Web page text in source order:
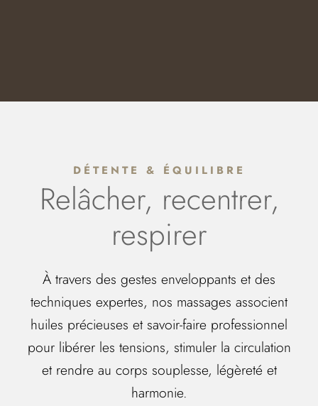
DÉTENTE & ÉQUILIBRE
Relâcher, recentrer,
respirer
À travers des gestes enveloppants et des
techniques expertes, nos massages associent
huiles précieuses et savoir-faire professionnel
pour libérer les tensions, stimuler la circulation
et rendre au corps souplesse, légèreté et
harmonie.